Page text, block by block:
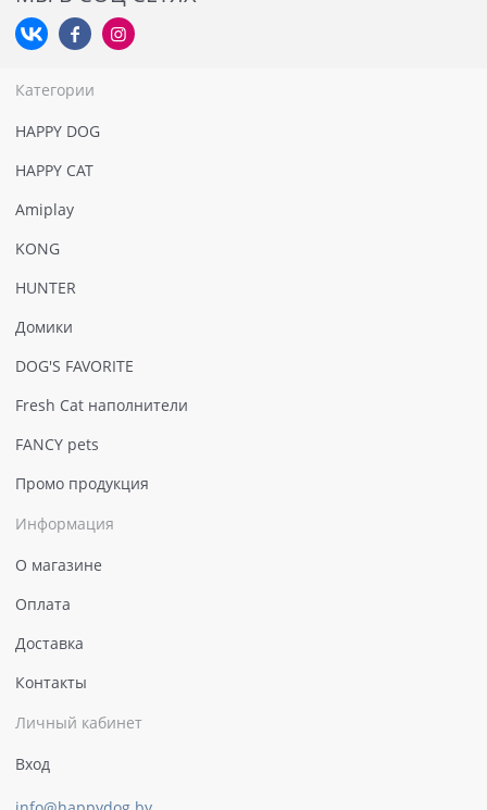
Категории
HAPPY DOG
HAPPY CAT
Amiplay
KONG
HUNTER
Домики
DOG'S FAVORITE
Fresh Cat наполнители
FANCY pets
Промо продукция
Информация
О магазине
Оплата
Доставка
Контакты
Личный кабинет
Вход